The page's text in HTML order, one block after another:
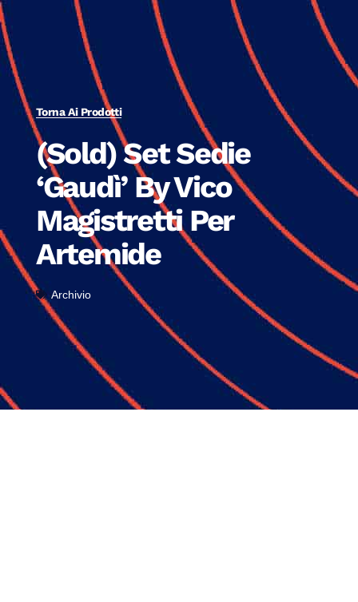
Torna Ai Prodotti
(Sold) Set Sedie
‘Gaudì’ By Vico
Magistretti Per
Artemide
Archivio